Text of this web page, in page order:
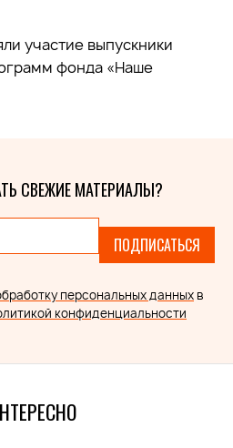
участие выпускники
фонда «Наше
СВЕЖИЕ МАТЕРИАЛЫ?
ПОДПИСАТЬСЯ
персональных данных в
конфиденциальности